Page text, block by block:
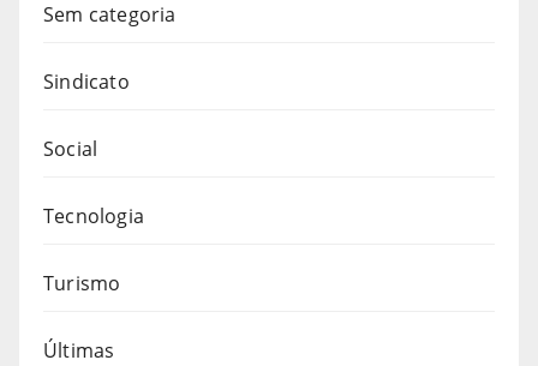
Sem categoria
Sindicato
Social
Tecnologia
Turismo
Últimas